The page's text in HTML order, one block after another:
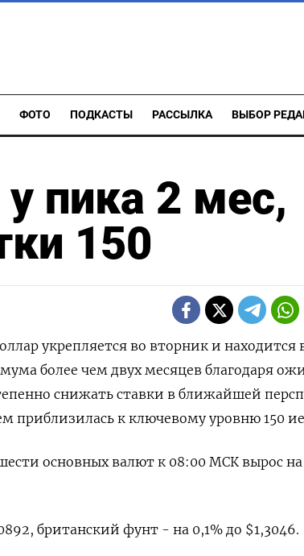
ФОТО ПОДКАСТЫ РАССЫЛКА ВЫБОР
пика 2 мес,
150
укрепляется во вторник и находится
более чем двух месяцев благодаря
снижать ставки в ближайшей
приблизилась к ключевому уровню 150
основных валют к 08:00 МСК вырос на
британский фунт - на 0,1% до $1,3046​.